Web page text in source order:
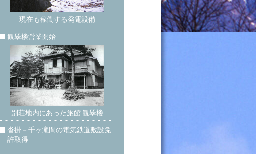
現在も稼働する発電設備
観翠楼営業開始
別荘地内にあった旅館 観翠楼
沓掛－千ヶ滝間の電気鉄道敷設免
許取得